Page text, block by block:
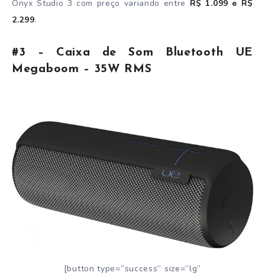
Onyx Studio 3 com preço variando entre R$ 1.099 e R$
2.299.
#3 – Caixa de Som Bluetooth UE
Megaboom – 35W RMS
[button type=”success” size=”lg”